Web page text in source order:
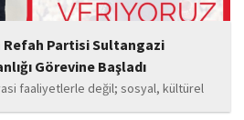
Refah Partisi Sultangazi
Görevine Başladı
faaliyetlerle değil; sosyal, kültürel
çalışmalarla da gençlerimizin